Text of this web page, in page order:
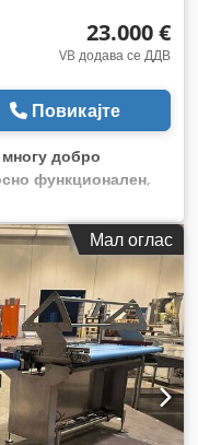
23.000 €
VB додава се ДДВ
Повикајте
многу добро
функционален,
Мал оглас